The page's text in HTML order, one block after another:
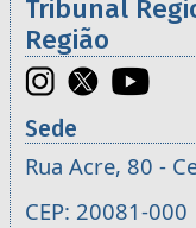
Tribunal
Região
Sede
Rua Acre, 80 -
CEP: 20081-000